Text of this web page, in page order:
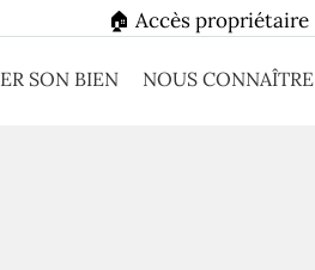
🏠 Accès propriétaire
SON BIEN NOUS CONNAÎTRE